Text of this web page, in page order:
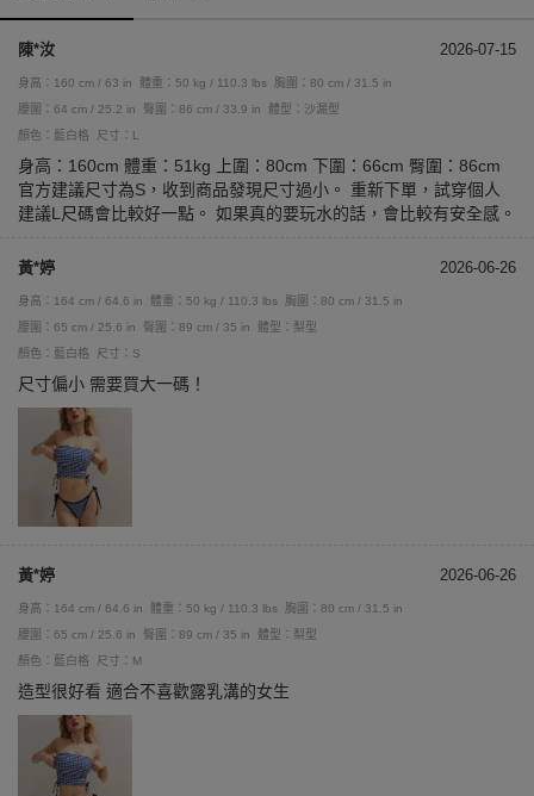
陳*汝 2026-07-15
身高：160 cm / 63 in 體重：50 kg / 110.3 lbs
胸圍：80 cm / 31.5 in
腰圍：64 cm / 25.2 in
臀圍：86 cm / 33.9 in
體型：沙漏型
顏色：藍白格
尺寸：L
身高：160cm 體重：51kg 上圍：80cm 下圍：66cm 臀圍：86cm
官方建議尺寸為S，收到商品發現尺寸過小。 重新下單，試穿個人
建議L尺碼會比較好一點。 如果真的要玩水的話，會比較有安全感。
黃*婷 2026-06-26
身高：164 cm / 64.6 in 體重：50 kg / 110.3 lbs
胸圍：80 cm / 31.5 in
腰圍：65 cm / 25.6 in
臀圍：89 cm / 35 in
體型：梨型
顏色：藍白格
尺寸：S
尺寸偏小 需要買大一碼！
黃*婷 2026-06-26
身高：164 cm / 64.6 in 體重：50 kg / 110.3 lbs
胸圍：80 cm / 31.5 in
腰圍：65 cm / 25.6 in
臀圍：89 cm / 35 in
體型：梨型
顏色：藍白格
尺寸：M
造型很好看 適合不喜歡露乳溝的女生